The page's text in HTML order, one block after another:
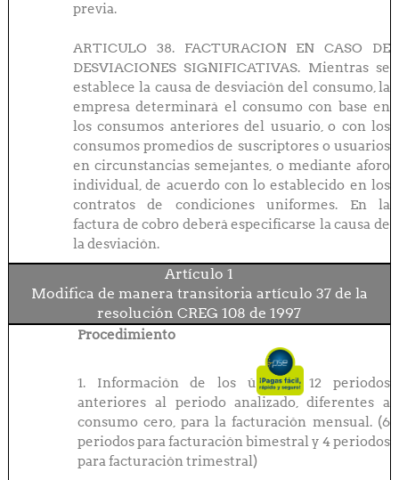
previa.
ARTICULO 38. FACTURACION EN CASO DE
DESVIACIONES SIGNIFICATIVAS. Mientras se
establece la causa de desviación del consumo, la
empresa determinará el consumo con base en
los consumos anteriores del usuario, o con los
consumos promedios de suscriptores o usuarios
en circunstancias semejantes, o mediante aforo
individual, de acuerdo con lo establecido en los
contratos de condiciones uniformes. En la
factura de cobro deberá especificarse la causa de
la desviación.
Artículo 1
Modifica de manera transitoria artículo 37 de la
resolución CREG 108 de 1997
Procedimiento
1. Información de los últimos 12 periodos
anteriores al periodo analizado, diferentes a
consumo cero, para la facturación mensual. (6
periodos para facturación bimestral y 4 periodos
para facturación trimestral)